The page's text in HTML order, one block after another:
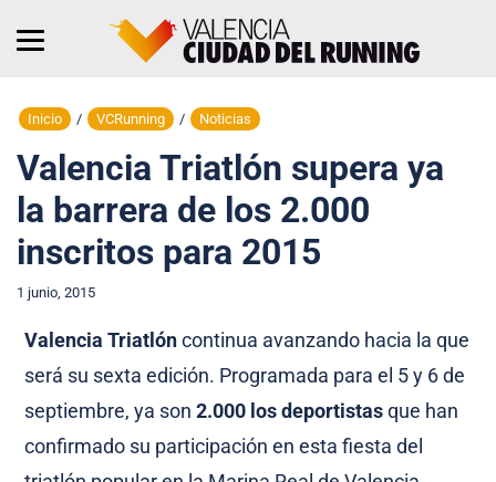
Inicio / VCRunning / Noticias
Valencia Triatlón supera ya
la barrera de los 2.000
inscritos para 2015
1 junio, 2015
Valencia Triatlóncontinua avanzando hacia la que
será su sexta edición. Programada para el 5 y 6 de
septiembre, ya son2.000 los deportistasque han
confirmado su participación en esta fiesta del